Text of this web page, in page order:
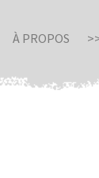
À PROPOS